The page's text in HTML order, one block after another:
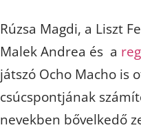
Rúzsa Magdi, a Liszt
Malek Andrea és a
játszó Ocho Macho is
csúcspontjának
nevekben bővelkedő